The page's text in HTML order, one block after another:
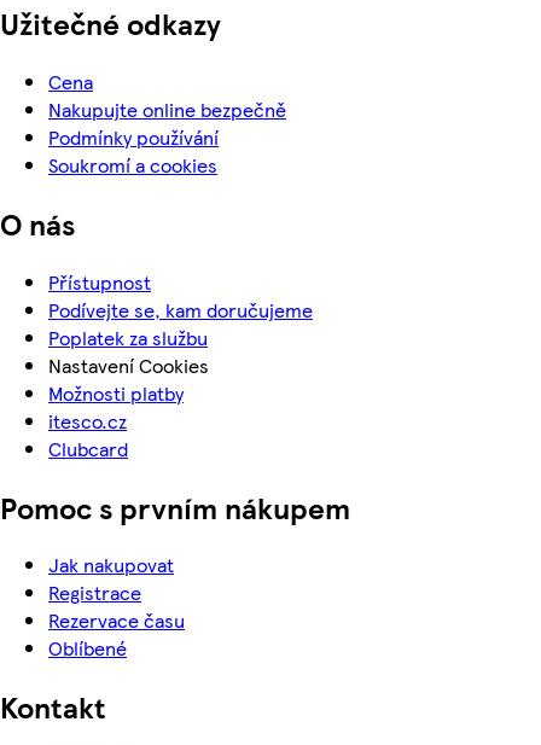
Užitečné odkazy
Cena
Nakupujte online bezpečně
Podmínky používání
Soukromí a cookies
O nás
Přístupnost
Podívejte se, kam doručujeme
Poplatek za službu
Nastavení Cookies
Možnosti platby
itesco.cz
Clubcard
Pomoc s prvním nákupem
Jak nakupovat
Registrace
Rezervace času
Oblíbené
Kontakt